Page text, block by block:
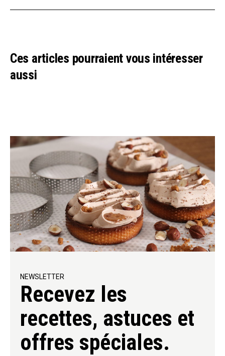
Ces articles pourraient vous intéresser
aussi
NEWSLETTER
Recevez les
recettes, astuces et
offres spéciales.